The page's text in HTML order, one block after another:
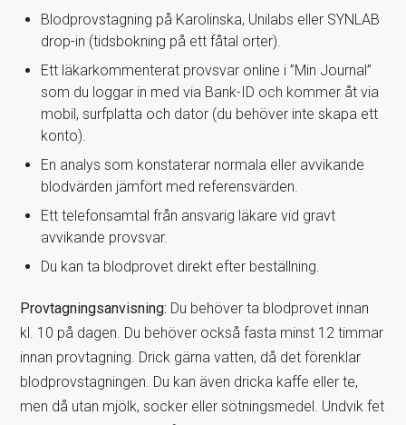
Blodprovstagning på Karolinska, Unilabs eller SYNLAB
drop-in (tidsbokning på ett fåtal orter).
Ett läkarkommenterat provsvar online i ”Min Journal”
som du loggar in med via Bank-ID och kommer åt via
mobil, surfplatta och dator (du behöver inte skapa ett
konto).
En analys som konstaterar normala eller avvikande
blodvärden jämfört med referensvärden.
Ett telefonsamtal från ansvarig läkare vid gravt
avvikande provsvar.
Du kan ta blodprovet direkt efter beställning.
Provtagningsanvisning: Du behöver ta blodprovet innan
kl. 10 på dagen. Du behöver också fasta minst 12 timmar
innan provtagning. Drick gärna vatten, då det förenklar
blodprovstagningen. Du kan även dricka kaffe eller te,
men då utan mjölk, socker eller sötningsmedel. Undvik fet